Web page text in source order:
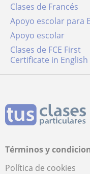
Clases de Francés
Apoyo escolar para
Apoyo escolar
Clases de FCE First
Certificate in English
Términos y
Política de cookies